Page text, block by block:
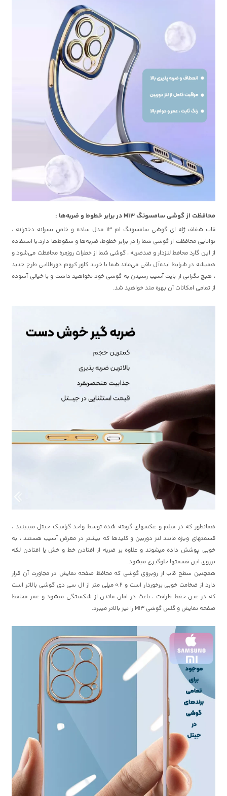
محافظت از گوشی سامسونگ M13 در برابر خطوط و ضربه‌ها :
قاب شفاف ژله ای گوشی سامسونگ ام 13 مدل ساده و خاص پسرانه دخترانه ،
توانایی محافظت از گوشی شما را در برابر خطوط، ضربه‌ها و سقوط‌ها دارد.با استفاده
از این گارد محافظ لنزدار و ضدضربه ، گوشی شما از خطرات روزمره محافظت می‌شود و
همیشه در شرایط ایده‌آل باقی می‌ماند.شما با خرید کاور کروم دورطلایی طرح جدید
، هیچ نگرانی از بایت آسیب رسیدن به گوشی خود نخواهید داشت و با خیالی آسوده
از تمامی امکانات آن بهره مند خواهید شد.
همانطور که در فیلم و عکسهای گرفته شده توسط واحد گرافیک جیتل میبینید ،
قسمتهای ویژه مانند لنز دوربین و کلیدها که بیشتر در معرض آسیب هستند ، به
خوبی پوشش داده میشوند و علاوه بر ضربه از افتادن خط و خش یا افتادن لکه
برروی این قسمتها جلوگیری میشود.
همچنین سطح قاب از روبروی گوشی که محافظ صفحه نمایش در مجاورت آن قرار
دارد از ضخامت خوبی برخوردار است و 0.2 میلی متر از ال سی دی گوشی بالاتر است
که در عین حفظ ظرافت ، باعث در امان ماندن از شکستگی میشود و عمر محافظ
صفحه نمایش و گلس گوشی M13 را نیز بالاتر میبرد.